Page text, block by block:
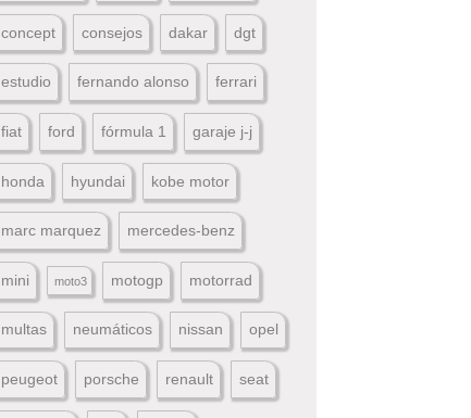
concept consejos dakar dgt
estudio fernando alonso ferrari
fiat ford fórmula 1 garaje j-j
honda hyundai kobe motor
marc marquez mercedes-benz
mini moto3 motogp motorrad
multas neumáticos nissan opel
peugeot porsche renault seat